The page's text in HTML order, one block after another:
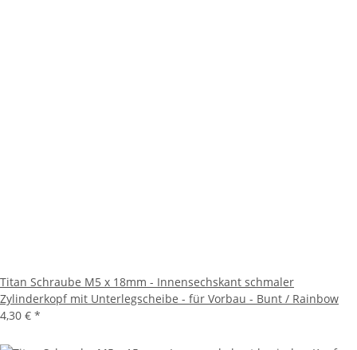
Titan Schraube M5 x 18mm - Innensechskant schmaler
Zylinderkopf mit Unterlegscheibe - für Vorbau - Bunt / Rainbow
4,30 € *